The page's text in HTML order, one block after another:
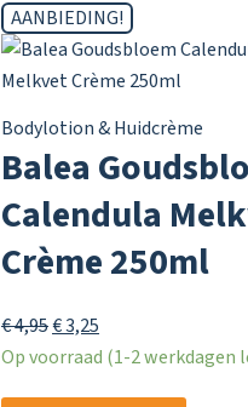
AANBIEDING!
Bodylotion & Huidcrème
Balea
Calendula
Crème 250ml
€4,95Oorspronkelijke
prijs
€3,25
prijs
Op voorraad (1-2 werkdagen